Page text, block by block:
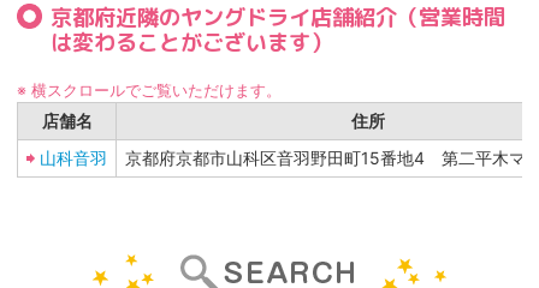
京都府近隣のヤングドライ店舗紹介（営業時間
は変わることがございます）
※ 横スクロールでご覧いただけます。
店舗名
住所
山科音羽
京都府京都市山科区音羽野田町15番地4 第二平木マ